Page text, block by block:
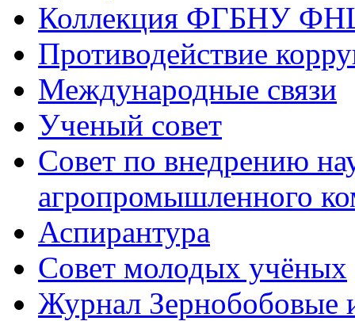
Коллекция ФГБНУ
Противодействие
Международные связи
Ученый совет
Совет по внедрению
агропромышленного
Аспирантура
Совет молодых учёных
Журнал Зернобобовые